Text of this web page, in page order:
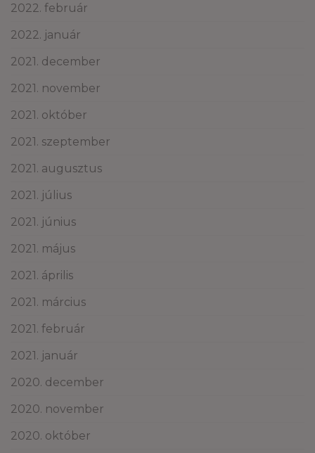
2022. február
2022. január
2021. december
2021. november
2021. október
2021. szeptember
2021. augusztus
2021. július
2021. június
2021. május
2021. április
2021. március
2021. február
2021. január
2020. december
2020. november
2020. október